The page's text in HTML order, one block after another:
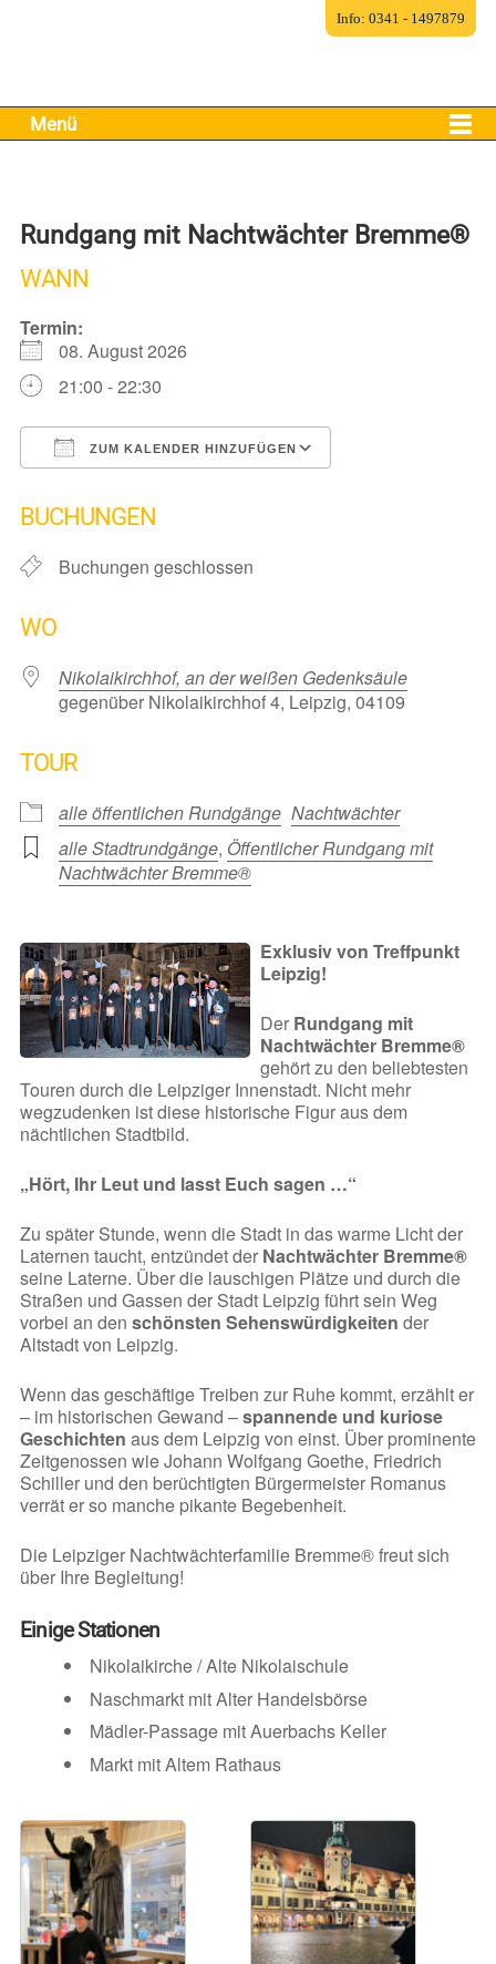
Menü
Rundgang mit Nachtwächter Bremme®
WANN
Termin:
08. August 2026
21:00 - 22:30
ZUM KALENDER HINZUFÜGEN
BUCHUNGEN
Buchungen geschlossen
WO
Nikolaikirchhof, an der weißen Gedenksäule
gegenüber Nikolaikirchhof 4, Leipzig, 04109
TOUR
alle öffentlichen Rundgänge Nachtwächter
alle Stadtrundgänge, Öffentlicher Rundgang mit
Nachtwächter Bremme®
Exklusiv von Treffpunkt
Leipzig!
Der Rundgang mit
Nachtwächter Bremme®
gehört zu den beliebtesten
Touren durch die Leipziger Innenstadt. Nicht mehr
wegzudenken ist diese historische Figur aus dem
nächtlichen Stadtbild.
„Hört, Ihr Leut und lasst Euch sagen …“
Zu später Stunde, wenn die Stadt in das warme Licht der
Laternen taucht, entzündet der Nachtwächter Bremme®
seine Laterne. Über die lauschigen Plätze und durch die
Straßen und Gassen der Stadt Leipzig führt sein Weg
vorbei an den schönsten Sehenswürdigkeiten der
Altstadt von Leipzig.
Wenn das geschäftige Treiben zur Ruhe kommt, erzählt er
– im historischen Gewand –spannende und kuriose
Geschichten aus dem Leipzig von einst. Über prominente
Zeitgenossen wie Johann Wolfgang Goethe, Friedrich
Schiller und den berüchtigten Bürgermeister Romanus
verrät er so manche pikante Begebenheit.
Die Leipziger Nachtwächterfamilie Bremme® freut sich
über Ihre Begleitung!
Einige Stationen
Nikolaikirche / Alte Nikolaischule
Naschmarkt mit Alter Handelsbörse
Mädler-Passage mit Auerbachs Keller
Markt mit Altem Rathaus
Info: 0341 - 1497879